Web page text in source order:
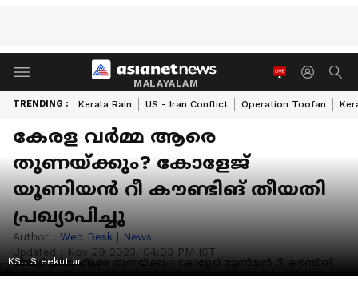
MALAYALAM
TRENDING : Kerala Rain US - Iran Conflict Operation Toofan
കേരള വർമ്മ ആരെ
തുണയ്ക്കും? കോളേജ്
യൂണിയൻ റീ കൗണ്ടിങ് തീയതി
പ്രഖ്യാപിച്ചു
Author : Web Desk | News
Updated : Nov 29 2023, 04:03 PM IST
KSU Sreekuttan